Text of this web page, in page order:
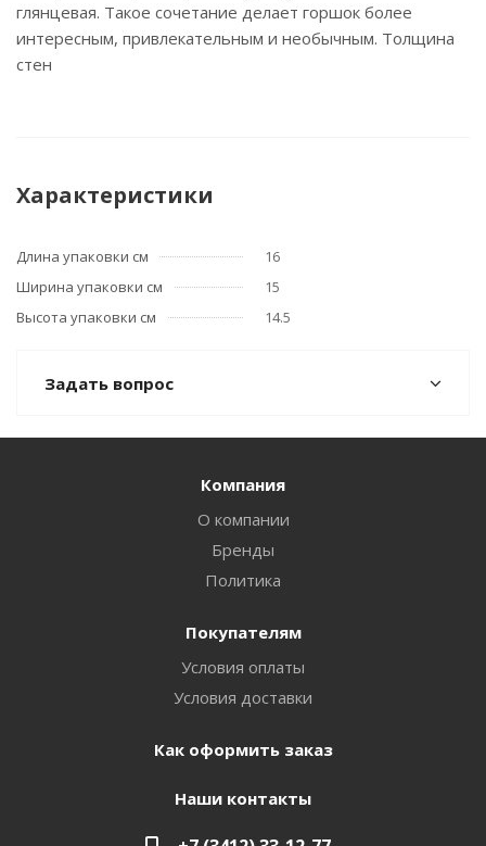
глянцевая. Такое сочетание делает горшок более
интересным, привлекательным и необычным. Толщина
стен
Характеристики
Длина упаковки см
16
Ширина упаковки см
15
Высота упаковки см
14.5
Задать вопрос
Компания
О компании
Бренды
Политика
Покупателям
Условия оплаты
Условия доставки
Как оформить заказ
Наши контакты